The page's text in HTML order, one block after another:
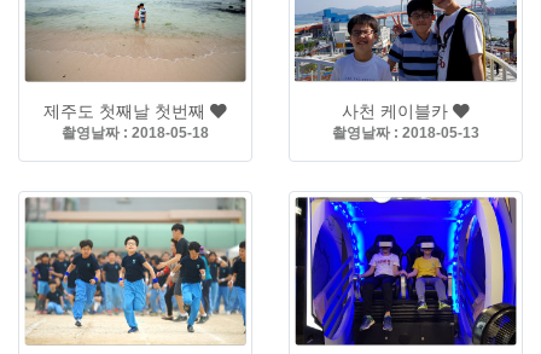
제주도 첫째날 첫번째
촬영날짜 : 2018-05-18
사천 케이블카
촬영날짜 : 2018-05-13